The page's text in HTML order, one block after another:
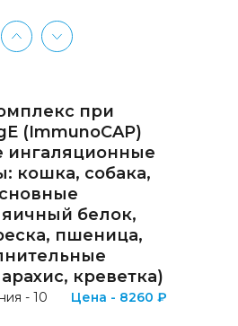
скрининг
«Пищевая
IgE (ImmunoCAP)
f1, Молоко f2,
Пшеница f4, Арахис
Фундук f17,
Персик f95)
«Прогноз
АСИТ
деревья» IgE
(Береза
t215 rBet v1
при
(ImmunoCAP)
ингаляционные
кошка, собака,
белок,
пшеница,
креветка)
- 10 Цена - 8260 ₽